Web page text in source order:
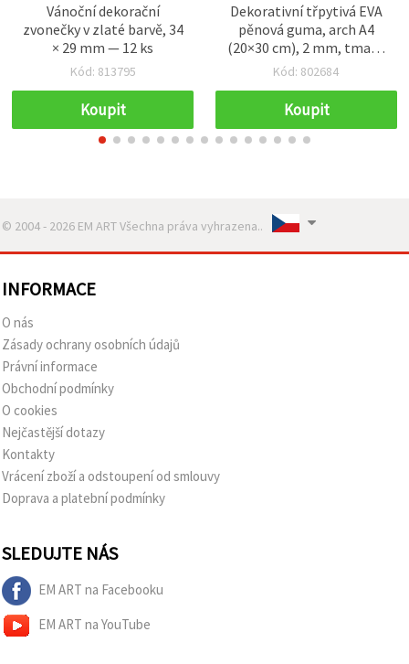
Vánoční dekorační
zvonečky v zlaté barvě, 34
× 29 mm — 12 ks
Kód: 813795
Koupit
Dekorativní třpytivá EVA
pěnová guma, arch A4
(20×30 cm), 2 mm, tmavě
zelená – na dekorace a
Kód: 802684
Koupit
© 2004 - 2026 EM ART Všechna práva vyhrazena..
INFORMACE
O nás
Zásady ochrany osobních údajů
Právní informace
Obchodní podmínky
O cookies
Nejčastější dotazy
Kontakty
Vrácení zboží a odstoupení od smlouvy
Doprava a platební podmínky
SLEDUJTE NÁS
EM ART na Facebooku
EM ART na YouTube